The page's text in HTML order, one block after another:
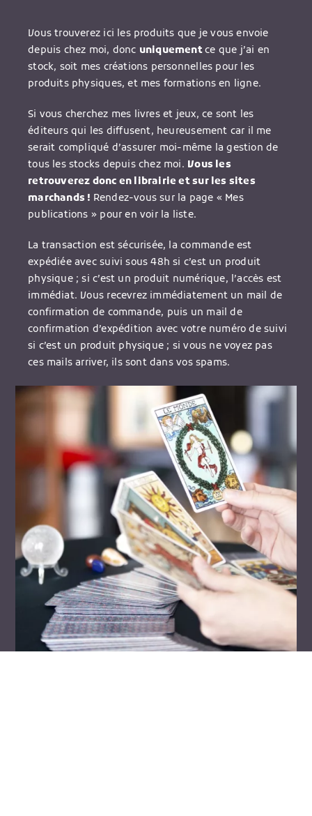
Vous trouverez ici les produits que je vous envoie
depuis chez moi, donc uniquementce que j’ai en
stock, soit mes créations personnelles pour les
produits physiques, et mes formations en ligne.
Si vous cherchez mes livres et jeux, ce sont les
éditeurs qui les diffusent, heureusement car il me
serait compliqué d’assurer moi-même la gestion de
tous les stocks depuis chez moi. Vous les
retrouverez donc en librairie et sur les sites
marchands ! Rendez-vous sur la page « Mes
publications » pour en voir la liste.
La transaction est sécurisée, la commande est
expédiée avec suivi sous 48h si c’est un produit
physique ; si c’est un produit numérique, l’accès est
immédiat. Vous recevrez immédiatement un mail de
confirmation de commande, puis un mail de
confirmation d’expédition avec votre numéro de suivi
si c’est un produit physique ; si vous ne voyez pas
ces mails arriver, ils sont dans vos spams.